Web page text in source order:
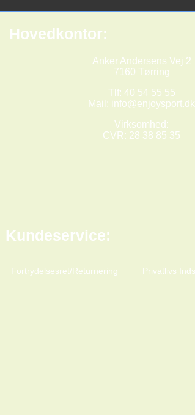
Hovedkontor:
Anker Andersens Vej 2
7160 Tørring
Tlf: 40 54 55 55
Mail: info@enjoysport.dk
Virksomhed:
CVR: 28 38 85 35
Kundeservice:
Fortrydelsesret/Returnering Privatlivs